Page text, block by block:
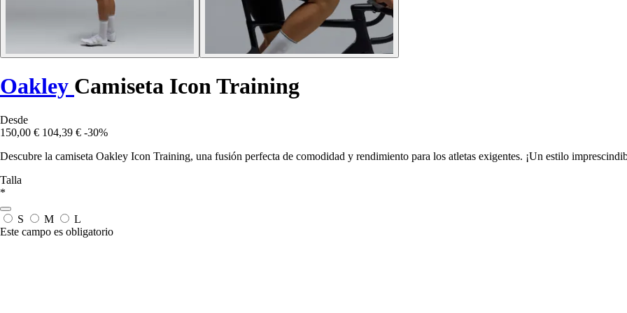
Oakley Camiseta Icon Training
Desde
150,00 € 104,39 € -30%
Descubre la camiseta Oakley Icon Training, una fusión perfecta de comodidad y rendimiento para los atletas exigentes. ¡Un estilo
Talla
*
S M
L
Este campo es obligatorio